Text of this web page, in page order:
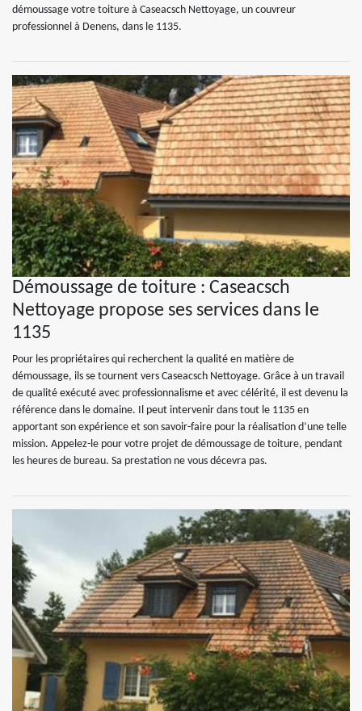
démoussage votre toiture à Caseacsch Nettoyage, un couvreur
professionnel à Denens, dans le 1135.
Démoussage de toiture : Caseacsch
Nettoyage propose ses services dans le
1135
Pour les propriétaires qui recherchent la qualité en matière de
démoussage, ils se tournent vers Caseacsch Nettoyage. Grâce à un travail
de qualité exécuté avec professionnalisme et avec célérité, il est devenu la
référence dans le domaine. Il peut intervenir dans tout le 1135 en
apportant son expérience et son savoir-faire pour la réalisation d’une telle
mission. Appelez-le pour votre projet de démoussage de toiture, pendant
les heures de bureau. Sa prestation ne vous décevra pas.